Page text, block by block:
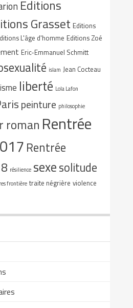
Editions
Grasset Editions
L'âge d'homme Editions Zoé
Eric-Emmanuel Schmitt
islam Jean Cocteau
liberté Lola Lafon
peinture philosophie
roman Rentrée
Rentrée
résilience sexesolitude
frontière traite négrière violence